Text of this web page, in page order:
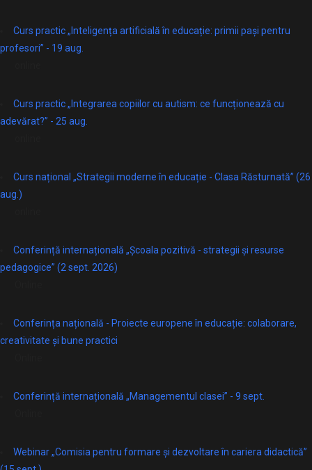
Curs practic „Inteligența artificială în educație: primii pași pentru
profesori” - 19 aug.
Curs practic „Integrarea copiilor cu autism: ce funcționează cu
adevărat?” - 25 aug.
Curs național „Strategii moderne în educație - Clasa Răsturnată” (26
aug.)
Conferință internațională „Școala pozitivă - strategii și resurse
pedagogice” (2 sept. 2026)
Conferința națională - Proiecte europene în educație: colaborare,
creativitate și bune practici
Conferință internațională „Managementul clasei” - 9 sept.
Webinar „Comisia pentru formare și dezvoltare în cariera didactică”